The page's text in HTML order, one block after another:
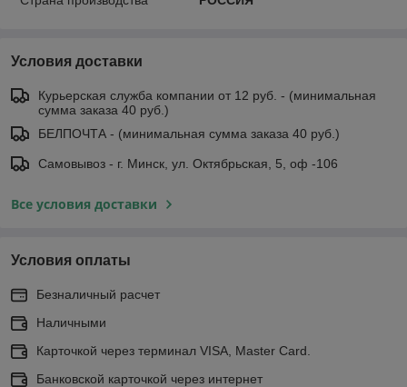
Условия доставки
Курьерская служба компании от 12 руб. - (минимальная
сумма заказа 40 руб.)
БЕЛПОЧТА - (минимальная сумма заказа 40 руб.)
Самовывоз - г. Минск, ул. Октябрьская, 5, оф -106
Все условия доставки
Условия оплаты
Безналичный расчет
Наличными
Карточкой через терминал VISA, Master Card.
Банковской карточкой через интернет